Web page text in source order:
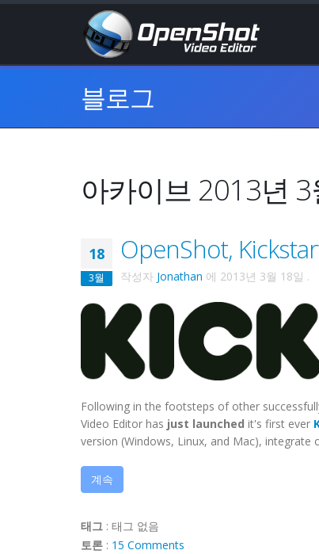
블로그
아카이브 2013년 3
18
3월
OpenShot,
작성자 Jonathan 에 2013년 3월 18일 .
Following in the footsteps of other
Video Editor has just launched it's first ever
version (Windows, Linux, and Mac),
계속
태그 : 태그 없음
토론 : 15 Comments